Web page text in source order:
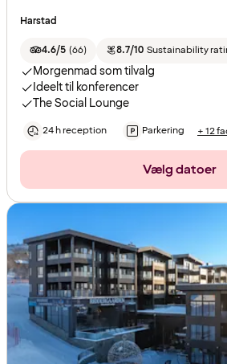
Harstad
4.6/5 (66) 8.7/10 Sustainability
Morgenmad som tilvalg
Ideelt til konferencer
The Social Lounge
24 h reception Parkering + 12
Vælg datoer